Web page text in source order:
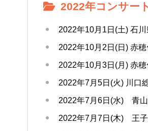
2022年コンサート
2022年10月1日(土) 石
2022年10月2日(日) 赤
2022年10月3日(月) 赤
2022年7月5日(火) 川口
2022年7月6日(水) 青山
2022年7月7日(木) 王子